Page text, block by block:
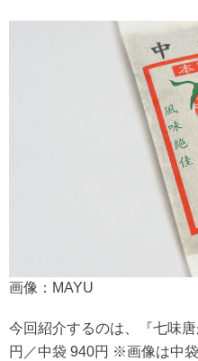
画像：MAYU
今回紹介するのは、『七味
円／中袋 940円 ※画像は中